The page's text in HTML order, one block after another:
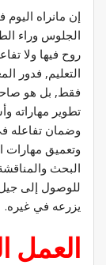
إن مانراه
الجلوس وراء
روح فيها ولا
التعليم, فدور
فقط, بل هو
تطوير مهاراته
وضمان تفاعله
وتعميق مهارات
البحث
للوصول إلى
يزرعه في غيره.
العمل